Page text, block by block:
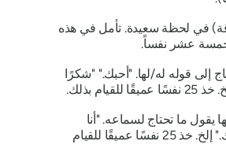
في لحظة سعيدة. تأمل في هذه
عشر نفساً.
إلى قوله له/لها. "أحبك." "شكرًا
بذلك.
ما تحتاج لسماعه. "أنا
أسامحك." "ما زلت معك." إلخ. خذ 25 نفسًا عميقًا للقيام